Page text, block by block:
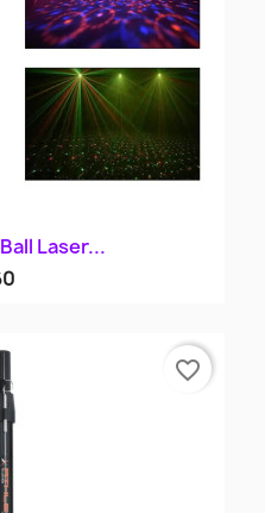
Laser...
favorite_border